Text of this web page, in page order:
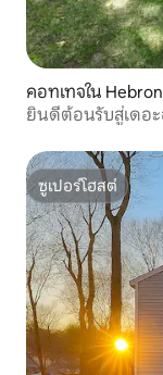
คอทเทจใน Hebron
ยินดีต้อนรับสู่เดอ
ซูเปอร์โฮสต์
ซูเปอร์โฮสต์